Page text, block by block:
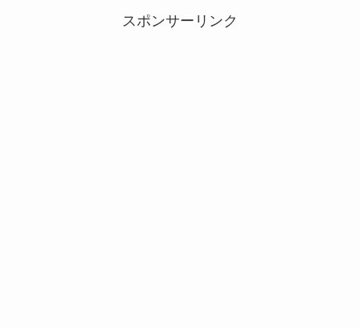
スポンサーリンク